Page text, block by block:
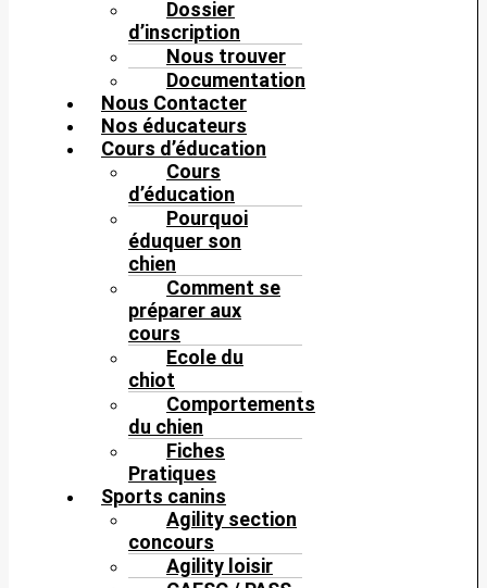
Dossier
d’inscription
Nous trouver
Documentation
Nous Contacter
Nos éducateurs
Cours d’éducation
Cours
d’éducation
Pourquoi
éduquer son
chien
Comment se
préparer aux
cours
Ecole du
chiot
Comportements
du chien
Fiches
Pratiques
Sports canins
Agility section
concours
Agility loisir